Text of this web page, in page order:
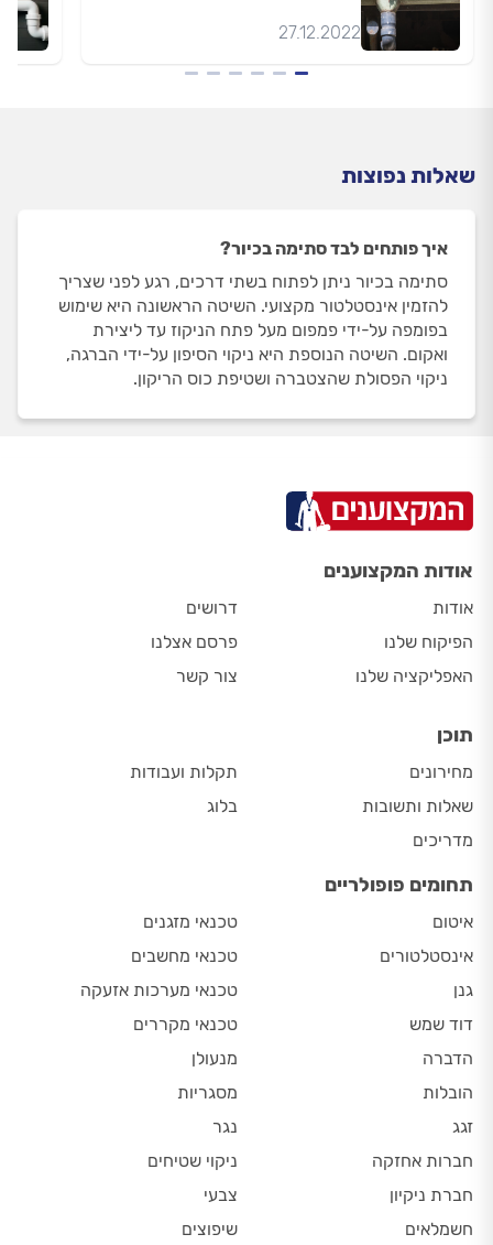
27.12.2022
שאלות נפוצות
איך פותחים לבד סתימה בכיור?
סתימה בכיור ניתן לפתוח בשתי דרכים, רגע לפני שצריך
להזמין אינסטלטור מקצועי. השיטה הראשונה היא שימוש
בפומפה על-ידי פמפום מעל פתח הניקוז עד ליצירת
ואקום. השיטה הנוספת היא ניקוי הסיפון על-ידי הברגה,
ניקוי הפסולת שהצטברה ושטיפת כוס הריקון.
אודות המקצוענים
אודות
הפיקוח שלנו
האפליקציה שלנו
דרושים
פרסם אצלנו
צור קשר
תוכן
מחירונים
שאלות ותשובות
מדריכים
תקלות ועבודות
בלוג
תחומים פופולריים
איטום
אינסטלטורים
גנן
דוד שמש
הדברה
הובלות
זגג
חברות אחזקה
חברת ניקיון
חשמלאים
טכנאי מזגנים
טכנאי מחשבים
טכנאי מערכות אזעקה
טכנאי מקררים
מנעולן
מסגריות
נגר
ניקוי שטיחים
צבעי
שיפוצים